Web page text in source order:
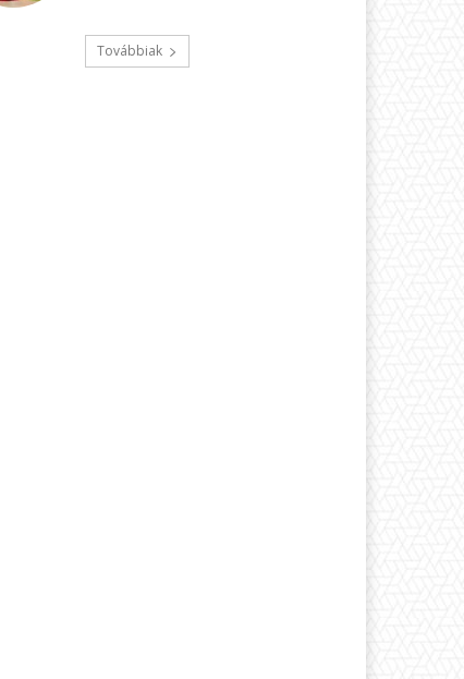
Továbbiak